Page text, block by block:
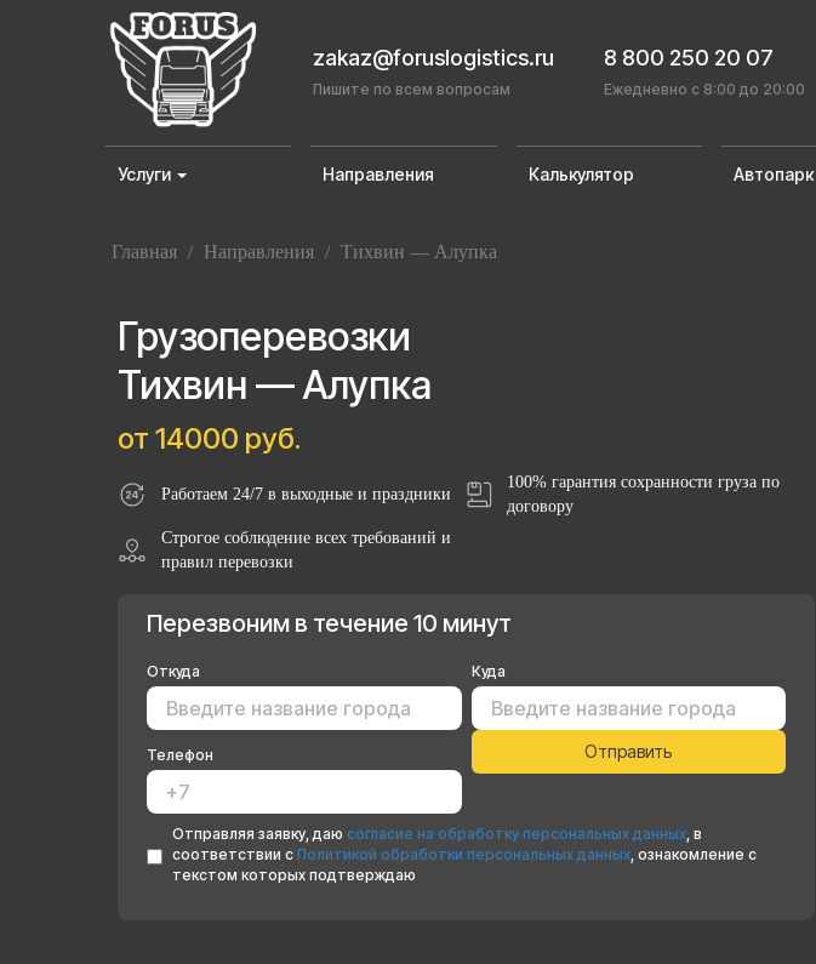
zakaz@foruslogistics.ru
Пишите по всем вопросам
8 800 250 20 07
Ежедневно с 8:00 до 20:00
Услуги Направления Калькулятор Автопарк
Главная / Направления / Тихвин — Алупка
Грузоперевозки
Тихвин — Алупка
от 14000 руб.
Работаем 24/7 в выходные и праздники
100% гарантия сохранности груза по
договору
Строгое соблюдение всех требований и
правил перевозки
Перезвоним в течение 10 минут
Откуда Куда
Телефон
Отправляя заявку, даю согласие на обработку персональных данных, в
соответствии с Политикой обработки персональных данных, ознакомление с
текстом которых подтверждаю